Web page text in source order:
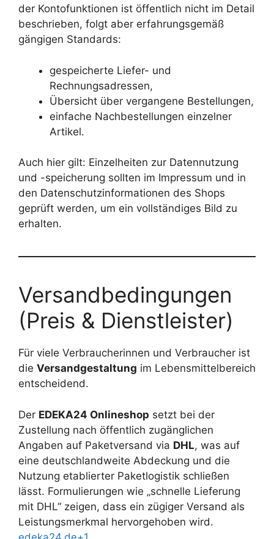
der Kontofunktionen ist öffentlich nicht im Detail
beschrieben, folgt aber erfahrungsgemäß
gängigen Standards:
gespeicherte Liefer- und
Rechnungsadressen,
Übersicht über vergangene Bestellungen,
einfache Nachbestellungen einzelner
Artikel.
Auch hier gilt: Einzelheiten zur Datennutzung
und -speicherung sollten im Impressum und in
den Datenschutzinformationen des Shops
geprüft werden, um ein vollständiges Bild zu
erhalten.
Versandbedingungen
(Preis & Dienstleister)
Für viele Verbraucherinnen und Verbraucher ist
die Versandgestaltung im Lebensmittelbereich
entscheidend.
Der EDEKA24 Onlineshop setzt bei der
Zustellung nach öffentlich zugänglichen
Angaben auf Paketversand via DHL, was auf
eine deutschlandweite Abdeckung und die
Nutzung etablierter Paketlogistik schließen
lässt. Formulierungen wie „schnelle Lieferung
mit DHL“ zeigen, dass ein zügiger Versand als
Leistungsmerkmal hervorgehoben wird.